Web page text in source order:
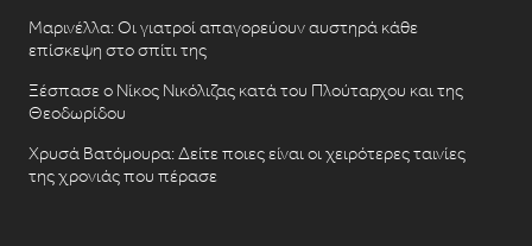
Μαρινέλλα: Οι γιατροί απαγορεύουν αυστηρά κάθε
επίσκεψη στο σπίτι της
Ξέσπασε ο Νίκος Νικόλιζας κατά του Πλούταρχου και της
Θεοδωρίδου
Χρυσά Βατόμουρα: Δείτε ποιες είναι οι χειρότερες ταινίες
της χρονιάς που πέρασε